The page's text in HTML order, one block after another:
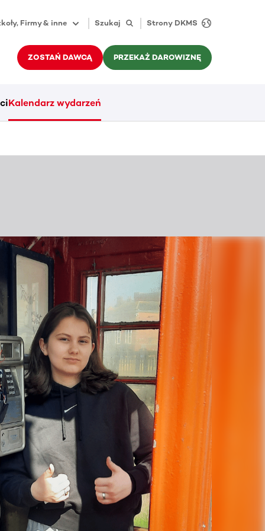
Firmy & inne Szukaj Strony DKMS
ZOSTAŃ DAWCĄ PRZEKAŻ DAROWIZNĘ
Kalendarz wydarzeń